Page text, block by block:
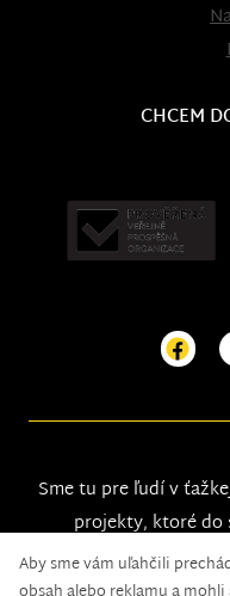
CHCEM
Sme tu pre ľudí v
projekty, ktoré
Aby sme vám uľahčili